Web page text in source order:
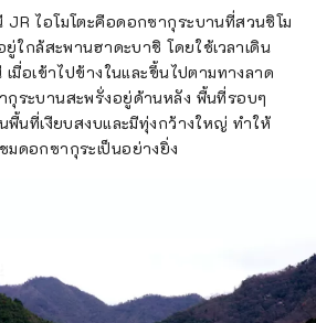
ไอโมโตะคือดอกซากุระบานที่สวนชิโม
ใกล้สะพานฮาดะบาชิ โดยใช้เวลาเดิน
มื่อเข้าไปข้างในและขึ้นไปตามทางลาด
ระบานสะพรั่งอยู่ด้านหลัง พื้นที่รอบๆ
พื้นที่เงียบสงบและมีทุ่งกว้างใหญ่ ทำให้
มดอกซากุระเป็นอย่างยิ่ง